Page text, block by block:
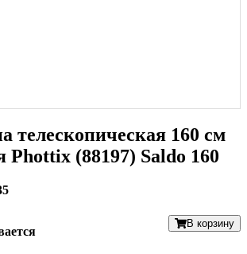
телескопическая 160 см
Phottix (88197) Saldo 160
В корзину